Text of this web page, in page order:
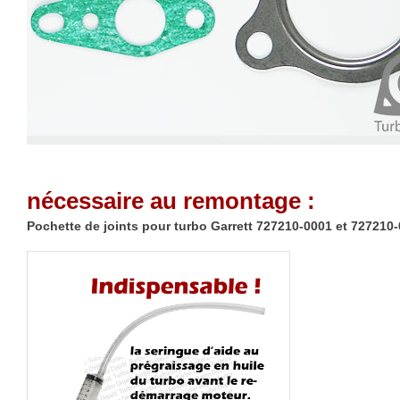
nécessaire au remontage :
Pochette de joints pour turbo Garrett 727210-0001 et 727210-